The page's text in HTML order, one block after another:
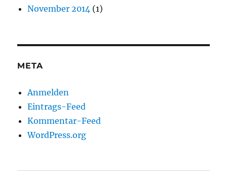
November 2014 (1)
META
Anmelden
Eintrags-Feed
Kommentar-Feed
WordPress.org